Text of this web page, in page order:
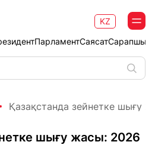
ПарламентСаясат
KZ
Қазақстанда зейнетке шығу
шығу жасы: 2026